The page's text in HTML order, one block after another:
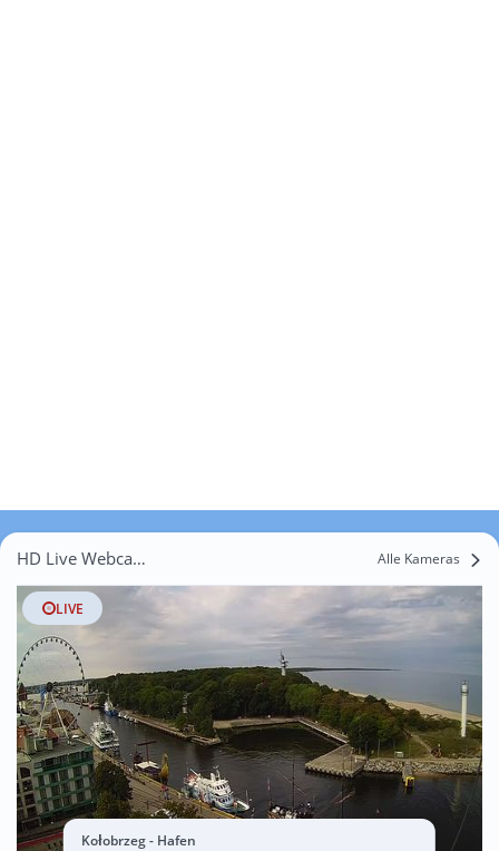
HD Live Webcams Starza Alle Kameras
LIVE
Kołobrzeg - Hafen